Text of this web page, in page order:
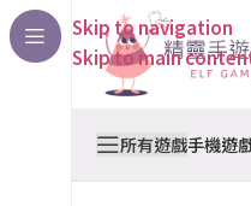
Skip to navigation
Skip to main
所有遊戲手機遊